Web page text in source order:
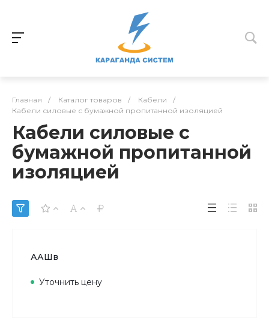
Главная / Каталог товаров / Кабели
/
Кабели силовые с бумажной пропитанной изоляцией
Кабели силовые с
бумажной пропитанной
изоляцией
ААШв
Уточнить цену